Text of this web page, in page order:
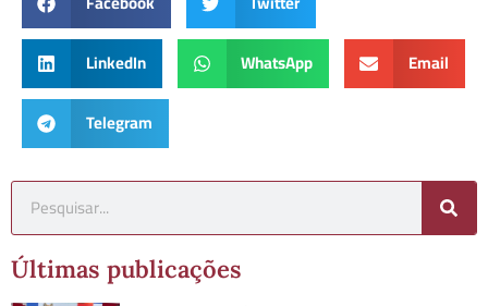
LinkedIn
WhatsApp
Email
Telegram
Últimas publicações